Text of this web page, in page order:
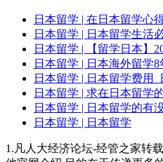
日本留学 | 在日本留学心
日本留学 | 日本留学生活
日本留学 | 【留学日本】
日本留学 | 日本海外留学
日本留学 | 日本留学费用
日本留学 | 求在日本留学
日本留学 | 日本留学的有
日本留学 | 日本留学
1.凡人大经济论坛-经管之家转